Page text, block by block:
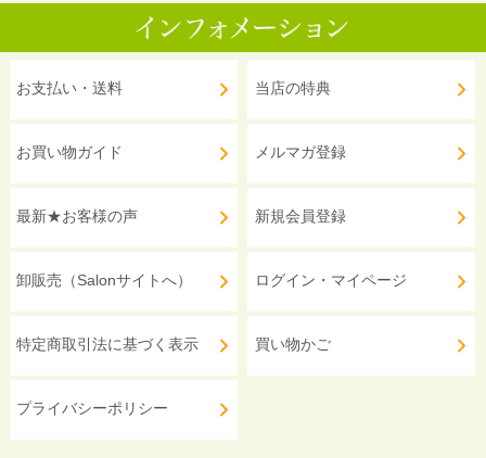
お支払い・送料
お買い物ガイド
最新★お客様の声
卸販売（Salonサイトへ）
特定商取引法に基づく表示
プライバシーポリシー
当店の特典
メルマガ登録
新規会員登録
ログイン・マイページ
買い物かご